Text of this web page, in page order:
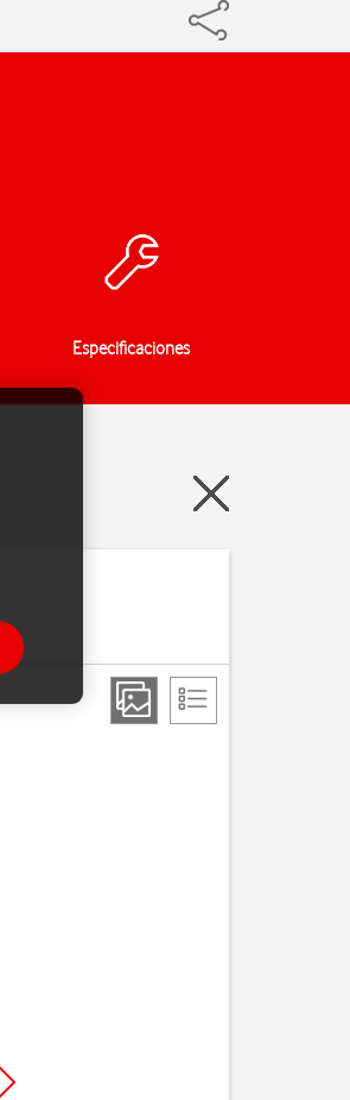
Especificaciones